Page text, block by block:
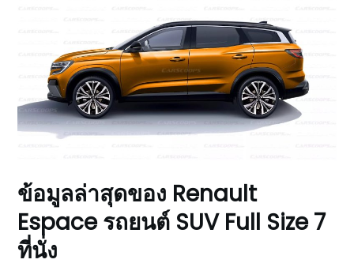
ข้อมูลล่าสุดของ Renault
Espace รถยนต์ SUV Full Size 7
ที่นั่ง